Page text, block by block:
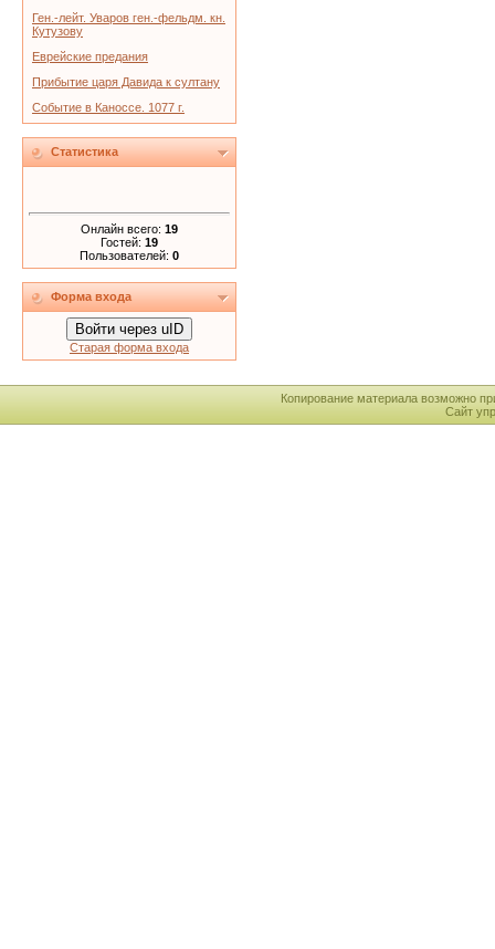
Ген.-лейт. Уваров ген.-фельдм. кн.
Кутузову
Еврейские предания
Прибытие царя Давида к султану
Событие в Каноссе. 1077 г.
Статистика
Онлайн всего: 19
Гостей: 19
Пользователей: 0
Форма входа
Войти через uID
Старая форма входа
Копирование материала возможно
Сайт